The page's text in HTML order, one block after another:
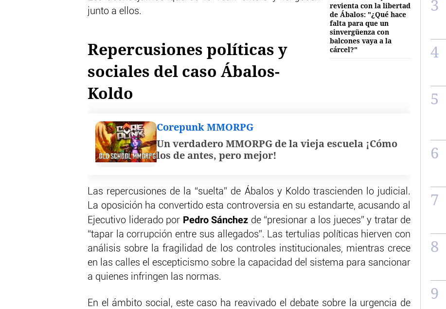
revienta con la libertad
de Ábalos: "¿Qué hace
falta para que un
sinvergüenza con
balcones vaya a la
cárcel?"
junto a ellos.
Repercusiones políticas y
sociales del caso Ábalos-
Koldo
Corepunk MMORPG
Un verdadero MMORPG de la vieja escuela ¡Cómo
los de antes, pero mejor!
Las repercusiones de la “suelta” de Ábalos y Koldo trascienden lo judicial.
La oposición ha convertido esta controversia en su estandarte, acusando al
Ejecutivo liderado por Pedro Sánchez de “presionar a los jueces” y tratar de
“tapar la corrupción entre sus allegados”. Las tertulias políticas hierven con
análisis sobre la fragilidad de los controles institucionales, mientras crece
en las calles el escepticismo sobre la capacidad del sistema para sancionar
a quienes infringen las normas.
En el ámbito social, este caso ha reavivado el debate sobre la urgencia de